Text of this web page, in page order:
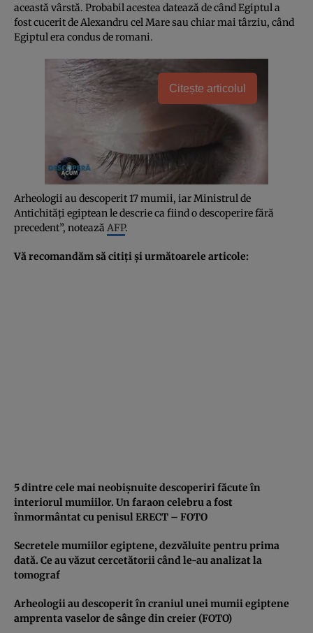
această vârstă. Probabil acestea datează de când Egiptul a
fost cucerit de Alexandru cel Mare sau chiar mai târziu, când
Egiptul era condus de romani.
Citește articolul
Arheologii au descoperit 17 mumii, iar Ministrul de
Antichităţi egiptean le descrie ca fiind o descoperire fără
precedent”, notează AFP.
Vă recomandăm să citiţi şi următoarele articole:
5 dintre cele mai neobişnuite descoperiri făcute în
interiorul mumiilor. Un faraon celebru a fost
înmormântat cu penisul ERECT – FOTO
Secretele mumiilor egiptene, dezvăluite pentru prima
dată. Ce au văzut cercetătorii când le-au analizat la
tomograf
Arheologii au descoperit în craniul unei mumii egiptene
amprenta vaselor de sânge din creier (FOTO)